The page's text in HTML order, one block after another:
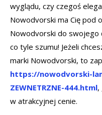
wyglądu, czy czegoś
Nowodvorski ma Cię pod
Nowodvorski do swojego
co tyle szumu! Jeżeli
marki Nowodvorski, to
https://nowodvorski-
ZEWNETRZNE-444.html,
w atrakcyjnej cenie.